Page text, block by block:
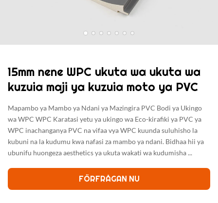
15mm nene WPC ukuta wa ukuta wa
kuzuia maji ya kuzuia moto ya PVC
Mapambo ya Mambo ya Ndani ya Mazingira PVC Bodi ya Ukingo
wa WPC WPC Karatasi yetu ya ukingo wa Eco-kirafiki ya PVC ya
WPC inachanganya PVC na vifaa vya WPC kuunda suluhisho la
kubuni na la kudumu kwa nafasi za mambo ya ndani. Bidhaa hii ya
ubunifu huongeza aesthetics ya ukuta wakati wa kudumisha ...
FÖRFRÅGAN NU